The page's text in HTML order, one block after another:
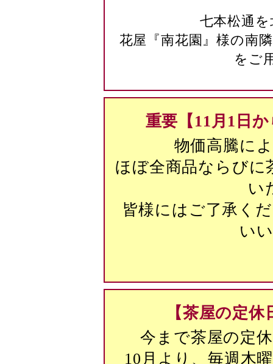
七本松通
花屋『南花園』様の南
をご
重要【11月1日
物価高騰に
ほぼ全商品ならびに
い
皆様にはご了承く
い
【茶屋の定
今まで茶屋の定
10月より、毎週木